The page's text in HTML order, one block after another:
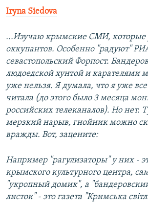
Iryna Siedova
...Изучаю крымские СМИ, которые
оккупантов. Особенно "радуют"
севастопольский Форпост.
людоедской хунтой и карателями
уже нельзя. Я думала, что я уже
читала (до этого было 3 месяца
российских телеканалов). Но нет.
мерзкий нарыв, гнойник можно
вражды. Вот, зацените:
Например "рагулизаторы" у них -
крымского культурного центра,
"укропный домик", а
листок" - это газета "Кримська